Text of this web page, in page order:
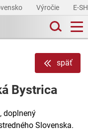
Výročie E-
späť
Bystrica
doplnený
Slovenska.